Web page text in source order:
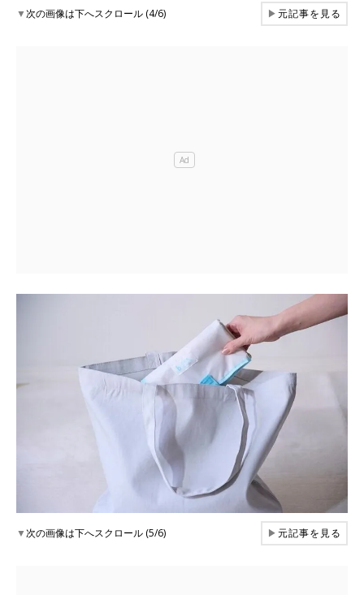
▼次の画像は下へスクロール (4/6) ▶元記事を見る
▼次の画像は下へスクロール (5/6) ▶元記事を見る